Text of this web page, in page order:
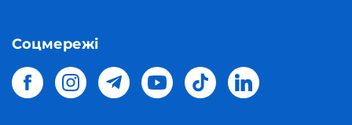
Соцмережі